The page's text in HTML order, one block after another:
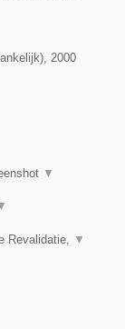
, 2000
▼
Revalidatie, ▼